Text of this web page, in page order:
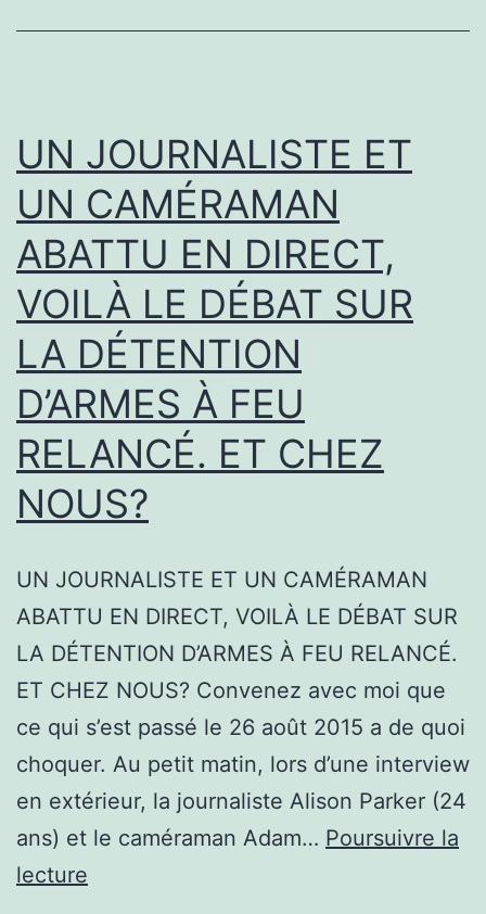
UN JOURNALISTE ET
UN CAMÉRAMAN
ABATTU EN DIRECT,
VOILÀ LE DÉBAT SUR
LA DÉTENTION
D’ARMES À FEU
RELANCÉ. ET CHEZ
NOUS?
UN JOURNALISTE ET UN CAMÉRAMAN
ABATTU EN DIRECT, VOILÀ LE DÉBAT SUR
LA DÉTENTION D’ARMES À FEU RELANCÉ.
ET CHEZ NOUS? Convenez avec moi que
ce qui s’est passé le 26 août 2015 a de quoi
choquer. Au petit matin, lors d’une interview
en extérieur, la journaliste Alison Parker (24
ans) et le caméraman Adam… Poursuivre la
lecture